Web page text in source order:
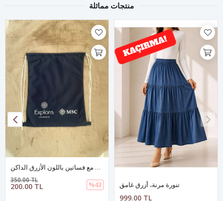
منتجات مماثلة
تنورة مرنة، أزرق غامق
نفذ
999.00 TL